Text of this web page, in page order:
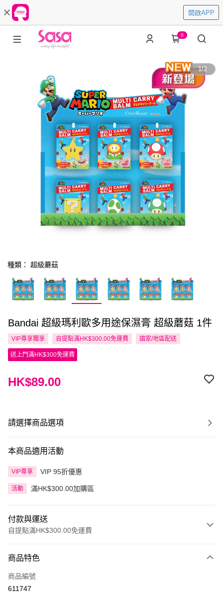
開啟APP
0
1/2
種類： 超級蘑菇
Bandai 超級瑪利歐多用途保濕膏 超級蘑菇 1件
VIP尊享獨享 自提點滿HK$300.00免運費 國家/地區配送
送上門滿HK$300免運費
HK$89.00
請選擇商品選項
本商品適用活動
VIP尊享 VIP 95折優惠
活動 滿HK$300.00加購區
付款與運送
自提點滿HK$300.00免運費
信用卡
Apple Pay
商品特色
商品編號
611747